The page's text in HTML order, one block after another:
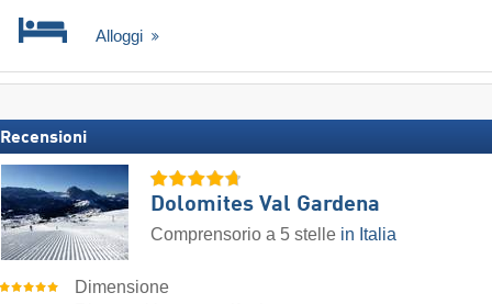
Alloggi
Recensioni
Dolomites Val Gardena
Comprensorio a 5 stelle in Italia
Dimensione